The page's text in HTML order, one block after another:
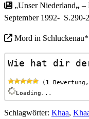
„Unser Niederland„ –
September 1992- S.290-
Mord in Schluckenau*
Wie hat dir
( 1
Loading...
Schlagwörter: Khaa,